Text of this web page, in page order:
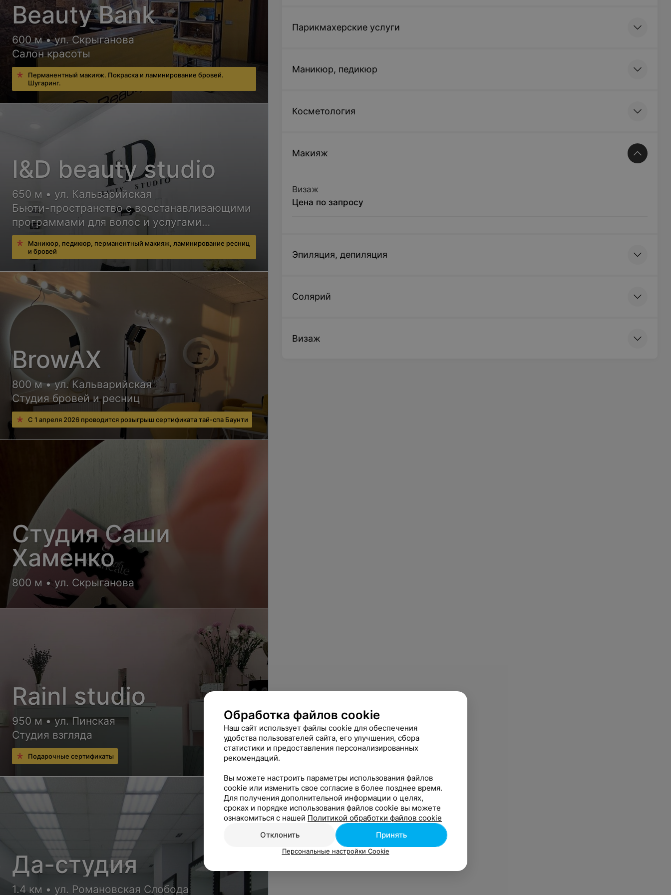
Парикмахерские услуги
Маникюр, педикюр
Косметология
Макияж
Визаж
Цена по запросу
Эпиляция, депиляция
Солярий
Визаж
Beauty Bank
600 м • ул. Скрыганова
Салон красоты
Перманентный макияж. Покраска и ламинирование бровей.
Шугаринг.
I&D beauty studio
650 м • ул. Кальварийская
Бьюти-пространство с восстанавливающими
программами для волос и услугами
визажиста
Маникюр, педикюр, перманентный макияж, ламинирование ресниц
и бровей
BrowAX
800 м • ул. Кальварийская
Студия бровей и ресниц
С 1 апреля 2026 проводится розыгрыш сертификата тай-спа Баунти
Студия Саши
Хаменко
800 м • ул. Скрыганова
Rainl studio
950 м • ул. Пинская
Студия взгляда
Подарочные сертификаты
Да-студия
1.4 км • ул. Романовская Слобода
Обработка файлов cookie
Наш сайт использует файлы cookie для обеспечения
удобства пользователей сайта, его улучшения, сбора
статистики и предоставления персонализированных
рекомендаций.
Вы можете настроить параметры использования файлов
cookie или изменить свое согласие в более позднее время.
Для получения дополнительной информации о целях,
сроках и порядке использования файлов cookie вы можете
ознакомиться с нашей Политикой обработки файлов cookie
Отклонить
Принять
Персональные настройки Cookie